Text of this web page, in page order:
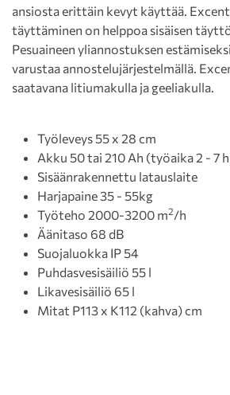
ansiosta erittäin kevyt käyttää.
täyttäminen on helppoa sisäisen
Pesuaineen yliannostuksen
varustaa annostelujärjestelmällä.
saatavana litiumakulla ja geeliakulla.
Työleveys 55 x 28 cm
Akku 50 tai 210 Ah (työaika 2 - 7
Sisäänrakennettu latauslaite
Harjapaine 35 - 55kg
Työteho 2000-3200 m2/h
Äänitaso 68 dB
Suojaluokka IP 54
Puhdasvesisäiliö 55 l
Likavesisäiliö 65 l
Mitat P113 x K112 (kahva) cm